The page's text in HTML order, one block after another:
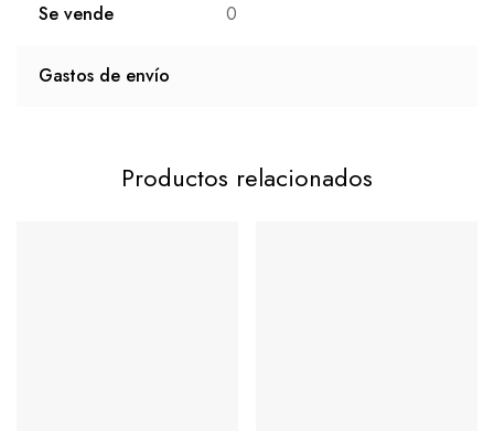
Se vende 0
Gastos de envío
Productos relacionados